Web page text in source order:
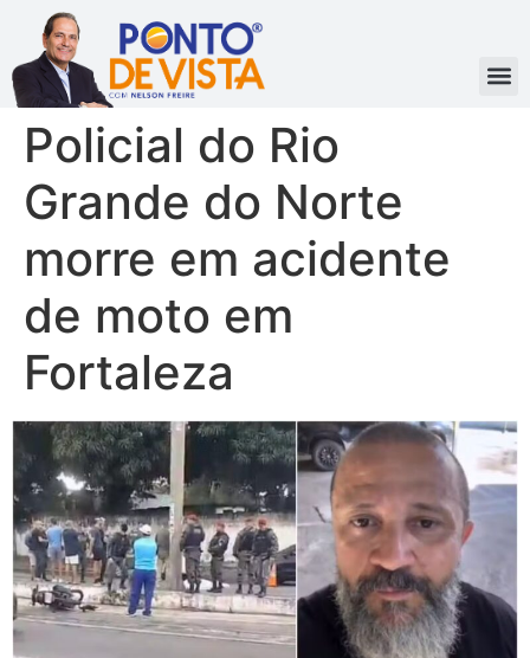
Policial do Rio
Grande do Norte
morre em acidente
de moto em
Fortaleza